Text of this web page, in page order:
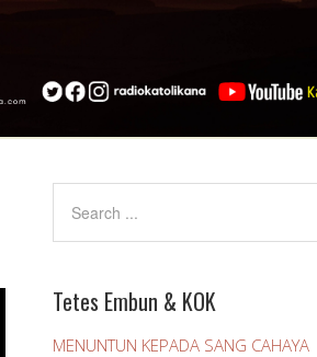
Tetes Embun & KOK
MENUNTUN KEPADA SANG CAHAYA